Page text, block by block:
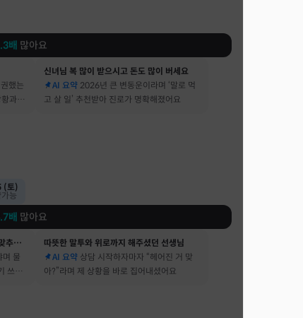
배 많아요
했는
과 딱
신녀님 복 많이 받으시고 돈도 많이 버세요
AI 요약 2026년 큰 변동운이라며 ‘말로 먹
고 살 일’ 추천받아 진로가 명확해졌어요
(토)
능
배 많아요
사주를 바탕으로 소름돋을 정도로 잘 맞추는 곳
물
쓰세
따뜻한 말투와 위로까지 해주셨던 선생님
AI 요약 상담 시작하자마자 “헤어진 거 맞
아?”라며 제 상황을 바로 집어내셨어요